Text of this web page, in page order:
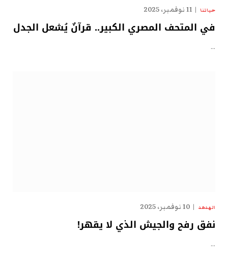
حياتنا 11 نوفمبر، 2025
في المتحف المصري الكبير.. قرآنٌ يُشعل الجدل
…
الهدهد 10 نوفمبر، 2025
نفق رفح والجيش الذي لا يقهر!
…